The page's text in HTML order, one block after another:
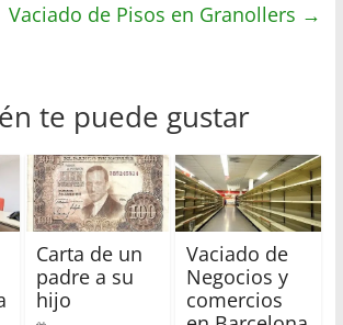
Vaciado de Pisos en Granollers →
te puede gustar
Carta de un
padre a su
hijo
Vaciado de
Negocios y
comercios